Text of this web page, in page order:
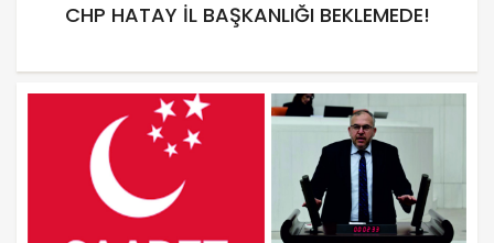
CHP HATAY İL BAŞKANLIĞI BEKLEMEDE!